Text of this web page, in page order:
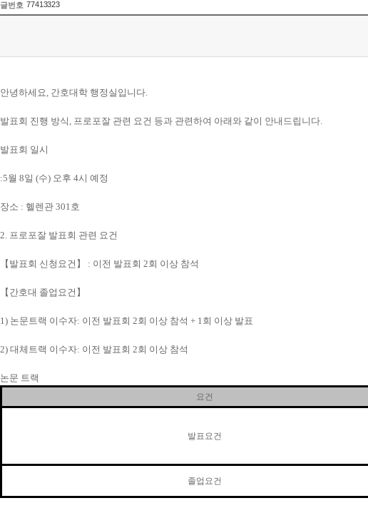
글번호 77413323
안녕하세요, 간호대학 행정실입니다.
발표회 진행 방식 , 프로포잘 관련 요건 등과 관련하여 아래와 같이 안내드립니다.
발표회 일시
:5월 8일 (수) 오후 4시 예정
장소 : 헬렌관 301호
2. 프로포잘 발표회 관련 요건
【 발표회 신청요건 】 : 이전 발표회 2회 이상 참석
【 간호대 졸업요건 】
1) 논문트랙 이수자: 이전 발표회 2회 이상 참석 + 1회 이상 발표
2) 대체트랙 이수자: 이전 발표회 2회 이상 참석
논문 트랙
요건
발표요건
졸업요건